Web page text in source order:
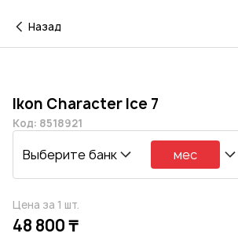
Назад
Ikon Character Ice 7
Код: 8518921
Выберите банк мес
Цена за 1 шт.
48 800 ₸